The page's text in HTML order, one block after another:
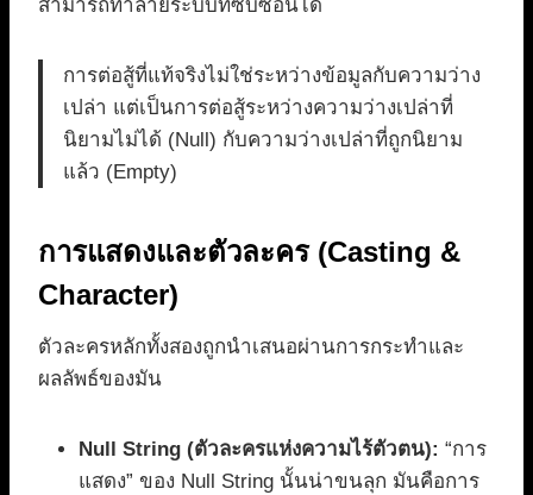
สามารถทำลายระบบที่ซับซ้อนได้
การต่อสู้ที่แท้จริงไม่ใช่ระหว่างข้อมูลกับความว่าง
เปล่า แต่เป็นการต่อสู้ระหว่างความว่างเปล่าที่
นิยามไม่ได้ (Null) กับความว่างเปล่าที่ถูกนิยาม
แล้ว (Empty)
การแสดงและตัวละคร (Casting &
Character)
ตัวละครหลักทั้งสองถูกนำเสนอผ่านการกระทำและ
ผลลัพธ์ของมัน
Null String (ตัวละครแห่งความไร้ตัวตน): “การ
แสดง” ของ Null String นั้นน่าขนลุก มันคือการ